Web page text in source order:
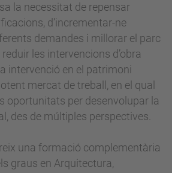
la necessitat de repensar
d’incrementar-ne
demandes i millorar el parc
les intervencions d’obra
intervenció en el patrimoni
mercat de treball, en el qual
oportunitats per desenvolupar la
des de múltiples perspectives.
una formació complementària
graus en Arquitectura,